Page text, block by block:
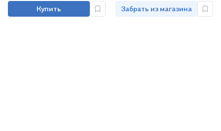
Купить Забрать из магазина